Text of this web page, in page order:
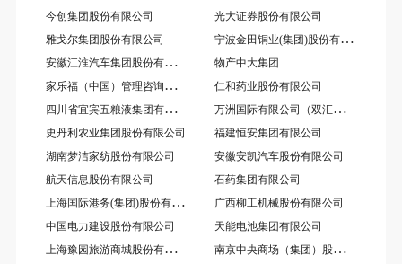
今创集团股份有限公司
光大证券股份有限公司
雅戈尔集团股份有限公司
宁
波金田铜业(集团)股份有限公司
安
徽江淮汽车集团股份有限公司 物产中大集团
家
乐福（中国）管理咨询服务有限公司 仁和药业股份有限公司
四
川省宜宾五粮液集团有限公司 万
洲国际有限公司（双汇集团）
史丹利农业集团股份有限公司
福建恒安集团有限公司
湖南梦洁家纺股份有限公司
安徽安凯汽车股份有限公司
航天信息股份有限公司
石药集团有限公司
上
海国际港务(集团)股份有限公司
广西柳工机械股份有限公司
中国电力建设股份有限公司
天能电池集团有限公司
上
海豫园旅游商城股份有限公司 南
京中央商场（集团）股份有限公司